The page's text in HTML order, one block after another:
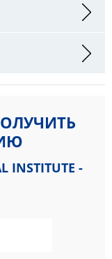
INSTITUTE -